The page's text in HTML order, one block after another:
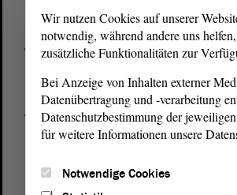
Wegbeschreibung
Auf Google Maps
Telefon und Fax
Zentrale:
0391 / 560 - 0
Wir nutzen Cookies auf unserer
notwendig, während andere uns
zusätzliche Funktionalitäten zur
Bei Anzeige von Inhalten externer
Datenübertragung und -verarbeitung
Datenschutzbestimmung der
für weitere Informationen unsere
Notwendige Cookies